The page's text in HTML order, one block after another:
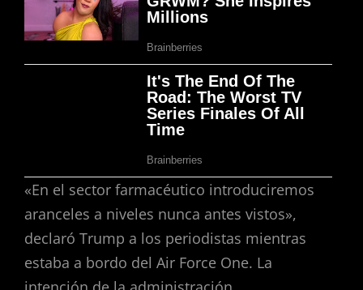
«En el sector farmacéutico introduciremos
aranceles a niveles nunca antes vistos»,
declaró Trump a los periodistas mientras
estaba a bordo del Air Force One. La